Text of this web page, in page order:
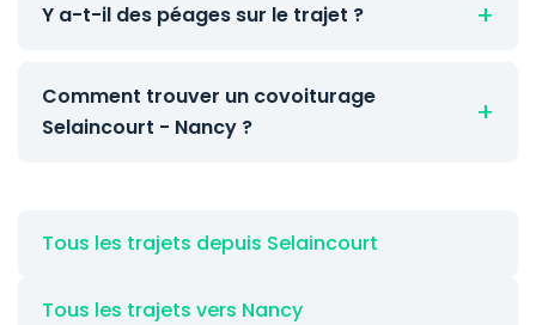
Y a-t-il des péages sur le trajet ?
Comment trouver un covoiturage
Selaincourt - Nancy ?
Tous les trajets depuis Selaincourt
Tous les trajets vers Nancy